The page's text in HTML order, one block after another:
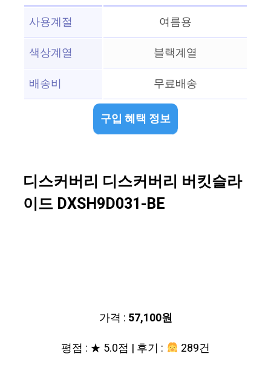
사용계절
여름용
색상계열
블랙계열
배송비
무료배송
구입 혜택 정보
디스커버리 디스커버리 버킷슬라
이드 DXSH9D031-BE
가격 : 57,100원
평점 : ★ 5.0점 | 후기 :
289건